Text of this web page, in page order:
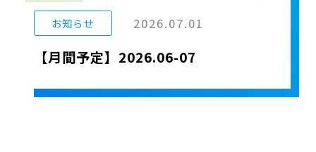
お知らせ 2026.07.01
【月間予定】2026.06-07